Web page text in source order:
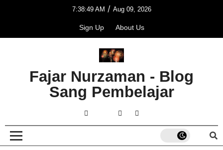
7:38:49 AM / Aug 09, 2026
Sign Up About Us
Fajar Nurzaman - Blog
Sang Pembelajar